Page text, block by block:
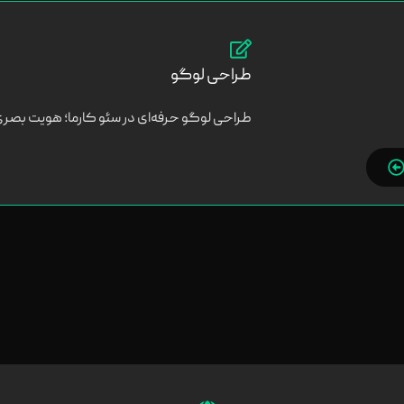
طراحی لوگو
طراحی لوگو حرفه‌ای در سئو کارما؛ هویت